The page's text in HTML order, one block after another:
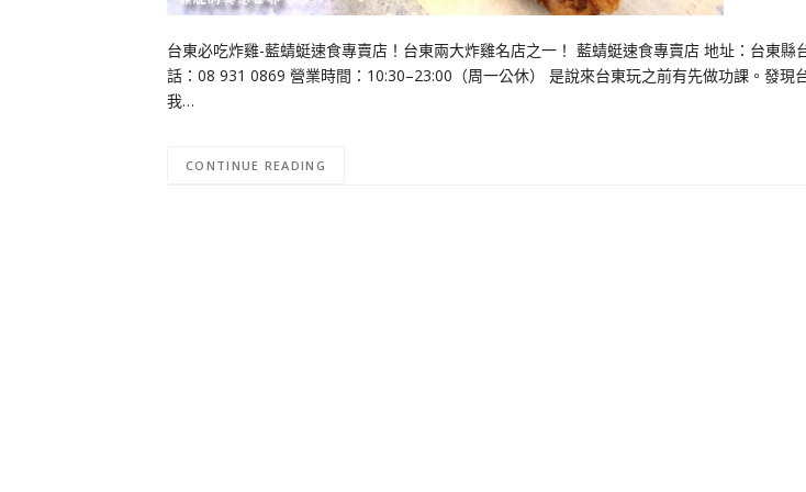
台東必吃炸雞-藍蜻蜓速食專賣店！台東兩大炸雞名店之一！ 藍蜻蜓速食專賣店 地址：台東縣
話：08 931 0869 營業時間：10:30–23:00（周一公休） 是說來台東玩之前有先做功課。發現
我…
CONTINUE READING